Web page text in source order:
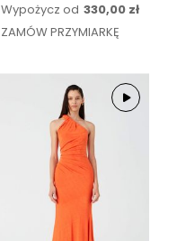
Wypożycz od 330,00 zł
ZAMÓW PRZYMIARKĘ